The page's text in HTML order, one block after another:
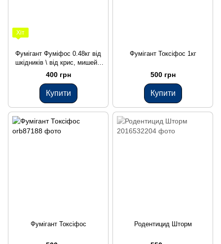
Хіт
Фумігант Фуміфос 0.48кг від
шкідників \ від крис, мишей \
від комах
400 грн
Купити
Фумігант Токсіфос 1кг
500 грн
Купити
Фумігант Токсіфос Родентицид Шторм